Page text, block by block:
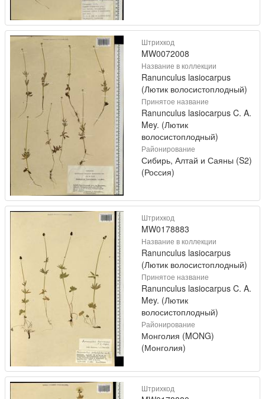
Штрихкод
MW0072008
Название в коллекции
Ranunculus lasiocarpus
(Лютик волосистоплодный)
Принятое название
Ranunculus lasiocarpus C. A.
Mey. (Лютик
волосистоплодный)
Районирование
Сибирь, Алтай и Саяны (S2)
(Россия)
Штрихкод
MW0178883
Название в коллекции
Ranunculus lasiocarpus
(Лютик волосистоплодный)
Принятое название
Ranunculus lasiocarpus C. A.
Mey. (Лютик
волосистоплодный)
Районирование
Монголия (MONG)
(Монголия)
Штрихкод